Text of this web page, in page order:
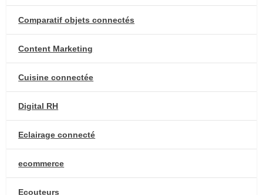
Comparatif objets connectés
Content Marketing
Cuisine connectée
Digital RH
Eclairage connecté
ecommerce
Ecouteurs